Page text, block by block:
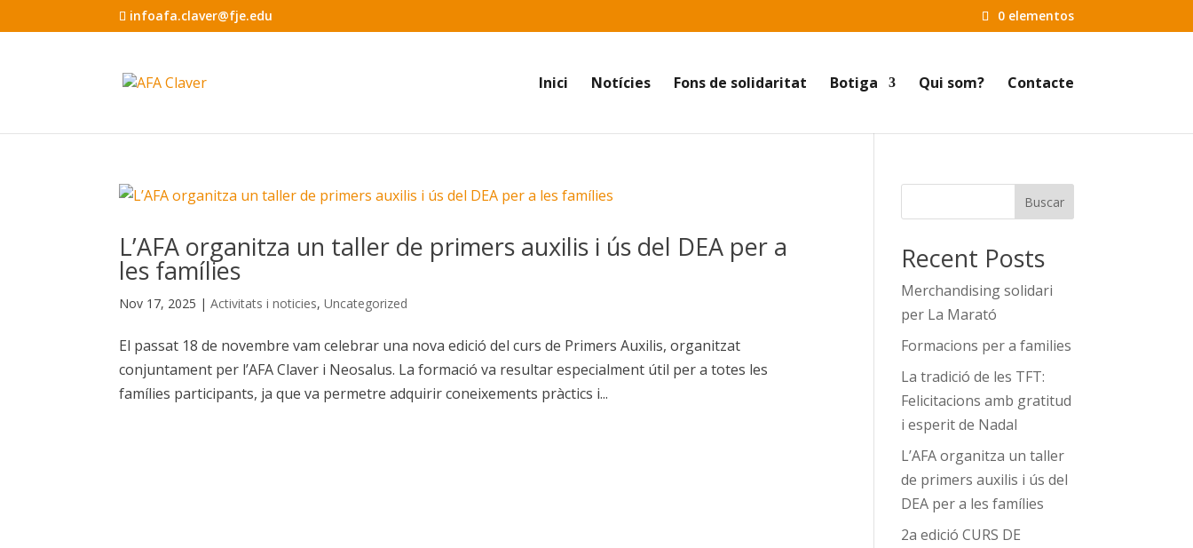
infoafa.claver@fje.edu 0 elementos
Inici Notícies Fons de solidaritat Botiga Qui som? Contacte
L’AFA organitza un taller de primers auxilis i ús del DEA per a
les famílies
Nov 17, 2025 |Activitats i noticies,Uncategorized
El passat 18 de novembre vam celebrar una nova edició del curs de Primers Auxilis, organitzat
conjuntament per l’AFA Claver i Neosalus. La formació va resultar especialment útil per a totes les
famílies participants, ja que va permetre adquirir coneixements pràctics i...
Buscar
Recent Posts
Merchandising solidari
per La Marató
Formacions per a families
La tradició de les TFT:
Felicitacions amb gratitud
i esperit de Nadal
L’AFA organitza un taller
de primers auxilis i ús del
DEA per a les famílies
2a edició CURS DE